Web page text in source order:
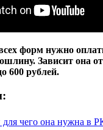
форм нужно
Зависит она
600 рублей.